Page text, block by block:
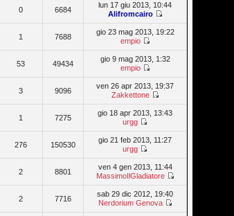
0 6684
lun 17 giu 2013, 10:44
Alifromcairo
1 7688
gio 23 mag 2013, 19:22
empio
53 49434
gio 9 mag 2013, 1:32
empio
3 9096
ven 26 apr 2013, 19:37
Zakkettone
1 7275
gio 18 apr 2013, 13:43
urgg
276 150530
gio 21 feb 2013, 11:27
urgg
2 8801
ven 4 gen 2013, 11:44
MassimoIlGladiatore
2 7716
sab 29 dic 2012, 19:40
Nerdorium Genova